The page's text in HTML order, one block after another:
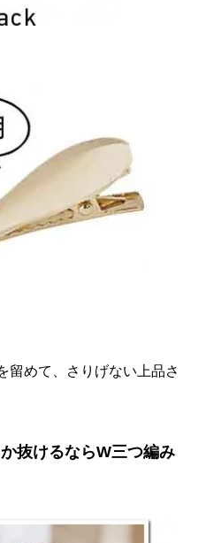
留めて、さりげない上品さ
抜けるならW三つ編み